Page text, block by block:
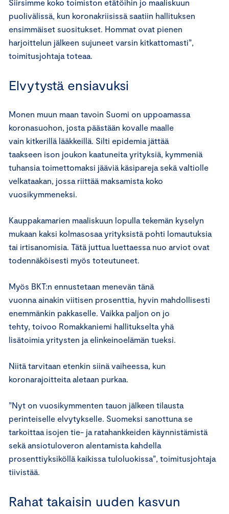
Siirsimme koko toimiston etätöihin jo maaliskuun
puolivälissä, kun koronakriisissä saatiin hallituksen
ensimmäiset suositukset. Hommat ovat pienen
harjoittelun jälkeen sujuneet varsin kitkattomasti”,
toimitusjohtaja toteaa.
Elvytystä ensiavuksi
Monen muun maan tavoin Suomi on uppoamassa
koronasuohon, josta päästään kovalle maalle
vain kitkerillä lääkkeillä. Silti epidemia jättää
taakseen ison joukon kaatuneita yrityksiä, kymmeniä
tuhansia toimettomaksi jääviä käsipareja sekä valtiolle
velkataakan, jossa riittää maksamista koko
vuosikymmeneksi.
Kauppakamarien maaliskuun lopulla tekemän kyselyn
mukaan kaksi kolmasosaa yrityksistä pohti lomautuksia
tai irtisanomisia. Tätä juttua luettaessa nuo arviot ovat
todennäköisesti myös toteutuneet.
Myös BKT:n ennustetaan menevän tänä
vuonna ainakin viitisen prosenttia, hyvin mahdollisesti
enemmänkin pakkaselle. Vaikka paljon on jo
tehty, toivoo Romakkaniemi hallitukselta yhä
lisätoimia yritysten ja elinkeinoelämän tueksi.
Niitä tarvitaan etenkin siinä vaiheessa, kun
koronarajoitteita aletaan purkaa.
”Nyt on vuosikymmenten tauon jälkeen tilausta
perinteiselle elvytykselle. Suomeksi sanottuna se
tarkoittaa isojen tie- ja ratahankkeiden käynnistämistä
sekä ansiotuloveron alentamista kahdella
prosenttiyksiköllä kaikissa tuloluokissa”, toimitusjohtaja
tiivistää.
Rahat takaisin uuden kasvun